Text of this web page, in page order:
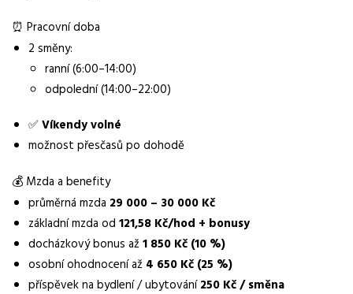
operátor
Obor / skupina
výroba
Brno
Manuvia DreamJob s.r.o.
Typ úvazku
Plný úvazek
Mzda
29 000 - 30 000 Kč
⏰ Pracovní doba
2 směny:
ranní (6:00–14:00)
odpolední (14:00–22:00)
✅Víkendy volné
možnost přesčasů po dohodě
💰 Mzda a benefity
průměrná mzda 29 000 – 30 000 Kč
základní mzda od 121,58 Kč/hod + bonusy
docházkový bonus až1 850 Kč (10 %)
osobní ohodnocení až 4 650 Kč (25 %)
příspěvek na bydlení / ubytování250 Kč / směna